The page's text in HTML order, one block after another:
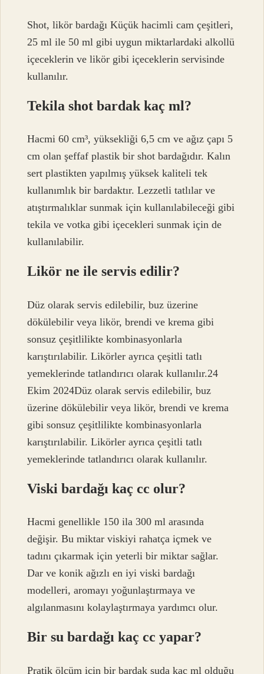
Shot, likör bardağı Küçük hacimli cam çeşitleri,
25 ml ile 50 ml gibi uygun miktarlardaki alkollü
içeceklerin ve likör gibi içeceklerin servisinde
kullanılır.
Tekila shot bardak kaç ml?
Hacmi 60 cm³, yüksekliği 6,5 cm ve ağız çapı 5
cm olan şeffaf plastik bir shot bardağıdır. Kalın
sert plastikten yapılmış yüksek kaliteli tek
kullanımlık bir bardaktır. Lezzetli tatlılar ve
atıştırmalıklar sunmak için kullanılabileceği gibi
tekila ve votka gibi içecekleri sunmak için de
kullanılabilir.
Likör ne ile servis edilir?
Düz olarak servis edilebilir, buz üzerine
dökülebilir veya likör, brendi ve krema gibi
sonsuz çeşitlilikte kombinasyonlarla
karıştırılabilir. Likörler ayrıca çeşitli tatlı
yemeklerinde tatlandırıcı olarak kullanılır.24
Ekim 2024Düz olarak servis edilebilir, buz
üzerine dökülebilir veya likör, brendi ve krema
gibi sonsuz çeşitlilikte kombinasyonlarla
karıştırılabilir. Likörler ayrıca çeşitli tatlı
yemeklerinde tatlandırıcı olarak kullanılır.
Viski bardağı kaç cc olur?
Hacmi genellikle 150 ila 300 ml arasında
değişir. Bu miktar viskiyi rahatça içmek ve
tadını çıkarmak için yeterli bir miktar sağlar.
Dar ve konik ağızlı en iyi viski bardağı
modelleri, aromayı yoğunlaştırmaya ve
algılanmasını kolaylaştırmaya yardımcı olur.
Bir su bardağı kaç cc yapar?
Pratik ölçüm için bir bardak suda kaç ml olduğu